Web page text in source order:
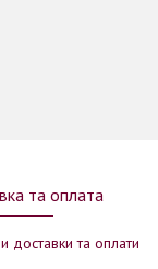
та оплата
доставки та оплати